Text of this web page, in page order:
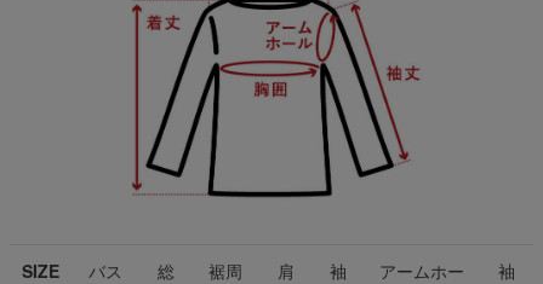
SIZE
バス
総
裾周
肩
袖
アームホー
袖